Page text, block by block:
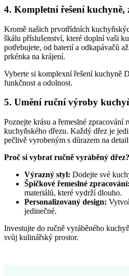
4. Kompletní řešení kuchyně,
Kromě našich prvotřídních
škálu příslušenství, které doplní vaši
potřebujete, od baterií a odkapávačů
prkénka na krájení.
Vyberte si komplexní řešení kuchyně
funkčnost a odolnost.
5. Umění ruční výroby
Poznejte krásu a řemeslné zpracování
kuchyňského dřezu. Každý dřez je
pečlivě vyrobeným s důrazem na
Proč si vybrat ručně vyráběný dřez?
Výrazný styl: Dodejte své
Špičkové řemeslné zpracování:
materiálů, které vydrží dlouho.
Personalizovaný design:
jedinečné.
Investujte do ručně vyráběného
svůj kulinářský prostor.